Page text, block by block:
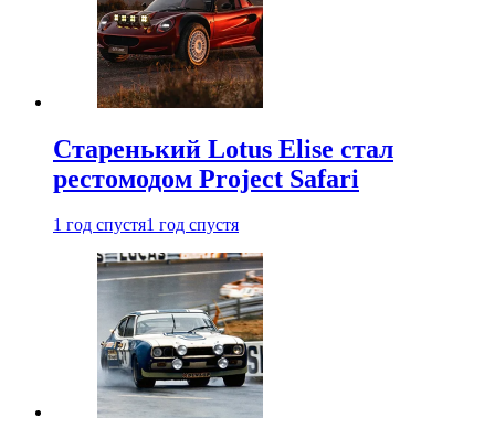
Старенький Lotus Elise стал
рестомодом Project Safari
1 год спустя1 год спустя